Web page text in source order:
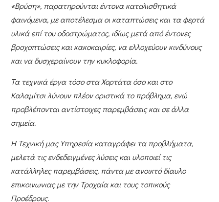
«Βρύση», παρατηρούνται έντονα κατολισθητικά
φαινόμενα, με αποτέλεσμα οι καταπτώσεις και τα φερτά
υλικά επί του οδοστρώματος, ιδίως μετά από έντονες
βροχοπτώσεις και κακοκαιρίες, να ελλοχεύουν κινδύνους
και να δυσχεραίνουν την κυκλοφορία.
Τα τεχνικά έργα τόσο στα Χορτάτα όσο και στο
Καλαμίτσι λύνουν πλέον οριστικά το πρόβλημα, ενώ
προβλέπονται αντίστοιχες παρεμβάσεις και σε άλλα
σημεία.
Η Τεχνική μας Υπηρεσία καταγράφει τα προβλήματα,
μελετά τις ενδεδειγμένες λύσεις και υλοποιεί τις
κατάλληλες παρεμβάσεις, πάντα με ανοικτό δίαυλο
επικοινωνιας με την Τροχαία και τους τοπικούς
Προέδρους.